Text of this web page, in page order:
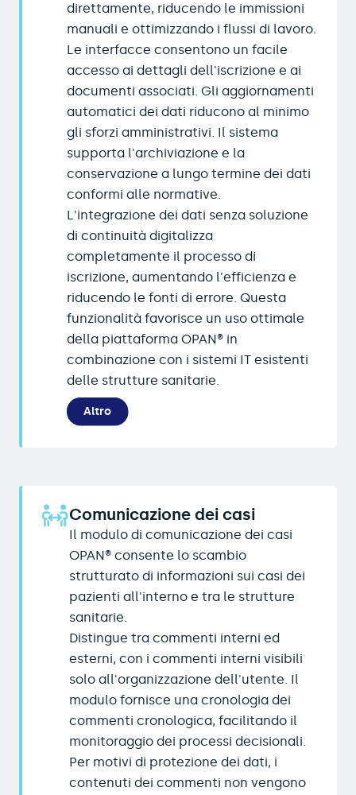
direttamente, riducendo le immissioni
manuali e ottimizzando i flussi di lavoro.
Le interfacce consentono un facile
accesso ai dettagli dell'iscrizione e ai
documenti associati. Gli aggiornamenti
automatici dei dati riducono al minimo
gli sforzi amministrativi. Il sistema
supporta l'archiviazione e la
conservazione a lungo termine dei dati
conformi alle normative.
L'integrazione dei dati senza soluzione
di continuità digitalizza
completamente il processo di
iscrizione, aumentando l'efficienza e
riducendo le fonti di errore. Questa
funzionalità favorisce un uso ottimale
della piattaforma OPAN® in
combinazione con i sistemi IT esistenti
delle strutture sanitarie.
Altro
Comunicazione dei casi
Il modulo di comunicazione dei casi
OPAN® consente lo scambio
strutturato di informazioni sui casi dei
pazienti all'interno e tra le strutture
sanitarie.
Distingue tra commenti interni ed
esterni, con i commenti interni visibili
solo all'organizzazione dell'utente. Il
modulo fornisce una cronologia dei
commenti cronologica, facilitando il
monitoraggio dei processi decisionali.
Per motivi di protezione dei dati, i
contenuti dei commenti non vengono